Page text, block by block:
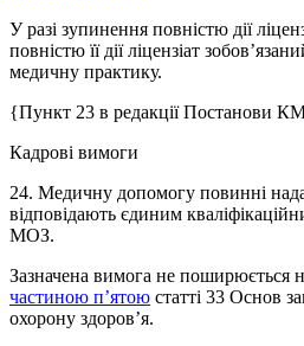
У разі зупинення повністю дії
повністю її дії ліцензіат
медичну практику.
{Пункт 23 в редакції Постанови
Кадрові вимоги
24. Медичну допомогу повинні
відповідають єдиним
МОЗ.
Зазначена вимога не поширюється
частиною п’ятою статті 33 Основ
охорону здоров’я.